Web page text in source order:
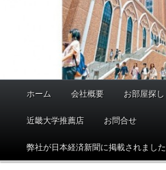
ニ
ホーム 会社概要 お部屋探し
近畿大学推薦店 お問合せ
弊社が日本経済新聞に掲載されました